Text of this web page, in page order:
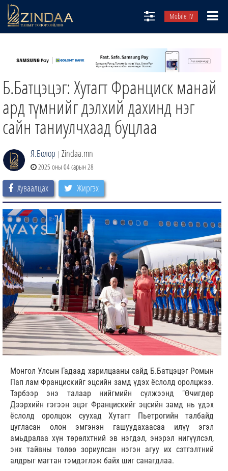
Mobile TV
ТВ8
ӨГЛӨӨНИЙ СОНИН
АУДИО ЗОХИОЛ
ЗИНДАА СЭТГҮҮЛ
Б.Батцэцэг: Хутагт Франциск манай
ард түмнийг дэлхий дахинд нэг
сайн таниулчхаад буцлаа
Я.Болор | Zindaa.mn
2025 оны 04 сарын 28
Хуваалцах Жиргэх
Монгол Улсын Гадаад харилцааны сайд Б.Батцэцэг Ромын
Пап лам Францискийг эцсийн замд үдэх ёслолд оролцжээ.
Тэрбээр энэ талаар нийгмийн сүлжээнд "Өчигдөр
Дээрхийн гэгээн эцэг Францискийг эцсийн замд нь үдэх
ёслолд оролцож суухад Хутагт Пьетрогийн талбайд
цугласан олон эмгэнэн гашуудахаасаа илүү эгэл
амьдралаа хүн төрөлхтний эв нэгдэл, энэрэл нигүүлсэл,
энх тайвны төлөө зориулсан нэгэн агуу их сэтгэлтний
алдрыг магтан тэмдэглэж байх шиг санагдлаа.